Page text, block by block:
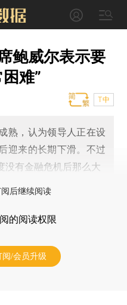
鲍威尔表示要
难”
T中
熟，认为领导人正在设
迎来的长期下滑。不过
没有金融危机后那么大
后继续阅读
的阅读权限
阅/会员升级